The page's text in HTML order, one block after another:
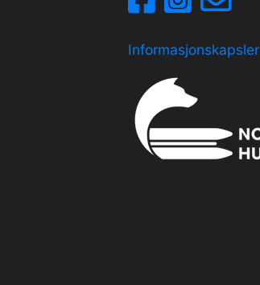
Informasjonskapsler